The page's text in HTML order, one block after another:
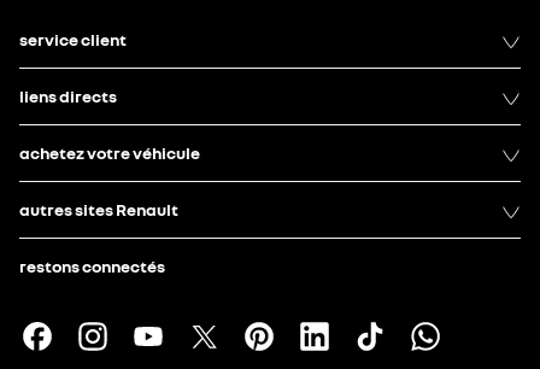
service client
liens directs
achetez votre véhicule
autres sites Renault
restons connectés